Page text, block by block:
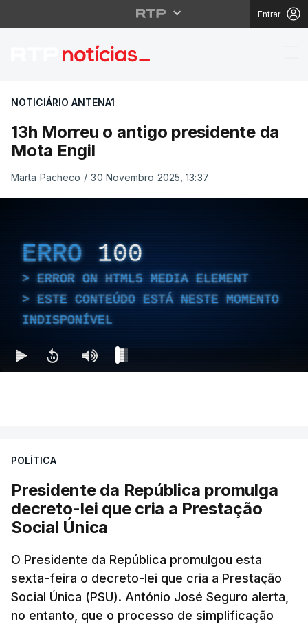
Entrar
13h Morreu o antigo
NOTICIÁRIO ANTENA1
13h Morreu o antigo presidente da
Mota Engil
Marta Pacheco / 30 Novembro 2025, 13:37
ERRO 100
ERROR ON HTML5 MEDIA ELEMENT
ESTE CONTEÚDO ESTÁ NESTE MOMENTO
INDISPONÍVEL
POLÍTICA
Presidente da República promulga
decreto-lei que cria a Prestação
Social Única
O Presidente da República promulgou esta
sexta-feira o decreto-lei que cria a Prestação
Social Única (PSU). António José Seguro alerta,
no entanto, que o processo de simplificação